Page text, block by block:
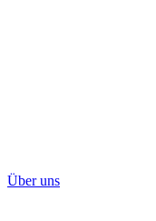
Über uns